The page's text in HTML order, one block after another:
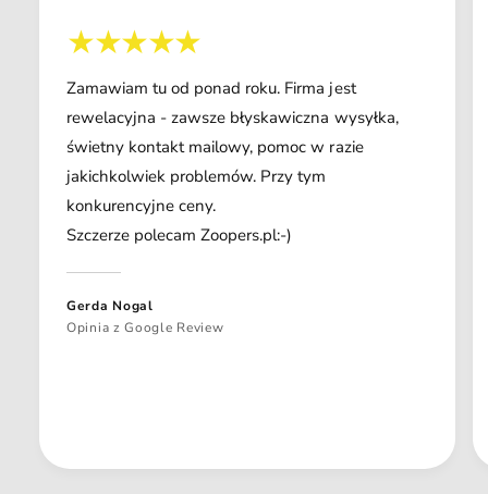
Zamawiam tu od ponad roku. Firma jest
rewelacyjna - zawsze błyskawiczna wysyłka,
świetny kontakt mailowy, pomoc w razie
jakichkolwiek problemów. Przy tym
konkurencyjne ceny.
Szczerze polecam Zoopers.pl:-)
Gerda Nogal
Opinia z Google Review